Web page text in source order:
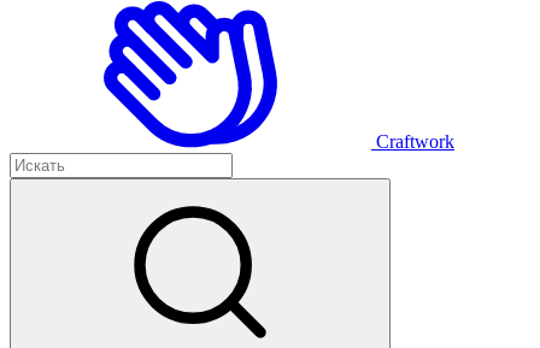
Craftwork